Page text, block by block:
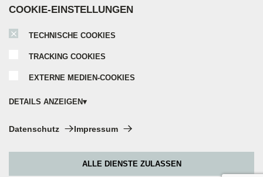
COOKIE-EINSTELLUNGEN
TECHNISCHE COOKIES
TRACKING COOKIES
EXTERNE MEDIEN-COOKIES
DETAILS ANZEIGEN
Technische Cookies:
Datenschutz Impressum
ALLE DIENSTE ZULASSEN